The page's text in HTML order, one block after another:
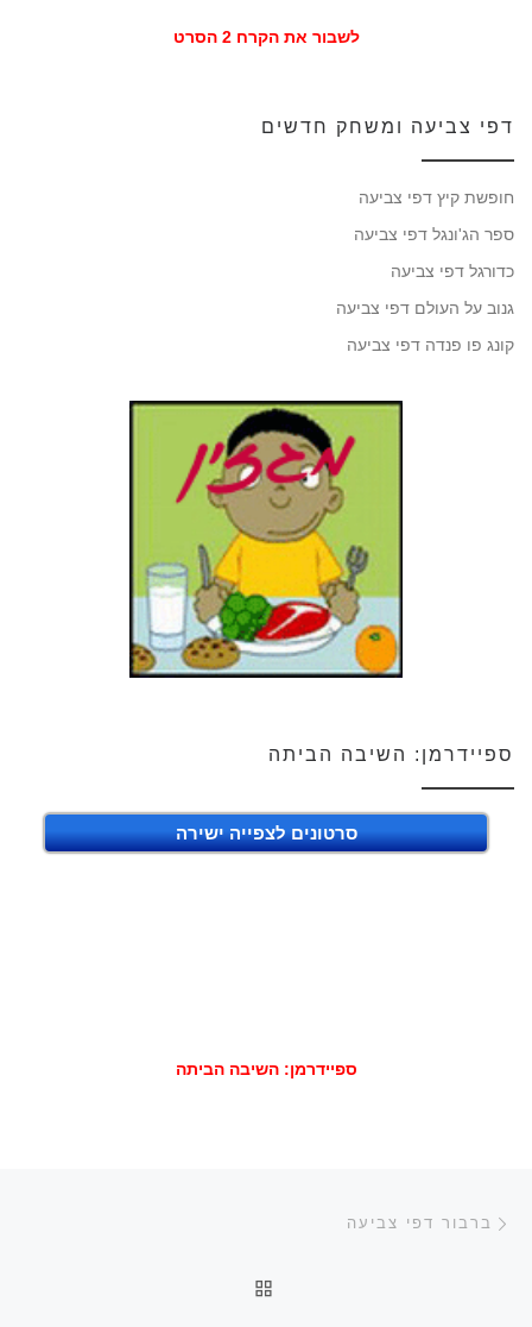
לשבור את הקרח 2 הסרט
דפי צביעה ומשחק חדשים
חופשת קיץ דפי צביעה
ספר הג'ונגל דפי צביעה
כדורגל דפי צביעה
גנוב על העולם דפי צביעה
קונג פו פנדה דפי צביעה
ספיידרמן: השיבה הביתה
סרטונים לצפייה ישירה
ספיידרמן: השיבה הביתה
ניווט בפוסטים
ברבור דפי צביעה
חזרה לרשימת הפוסטים